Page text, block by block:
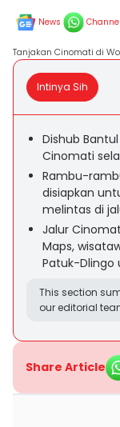
News Channel
Tanjakan Cinomati di
Intinya Sih
Dishub
Cinomati
Rambu-
disiapkan
melintas di
Jalur
Maps,
Patuk-Dlingo
This section
our editorial
Share Article